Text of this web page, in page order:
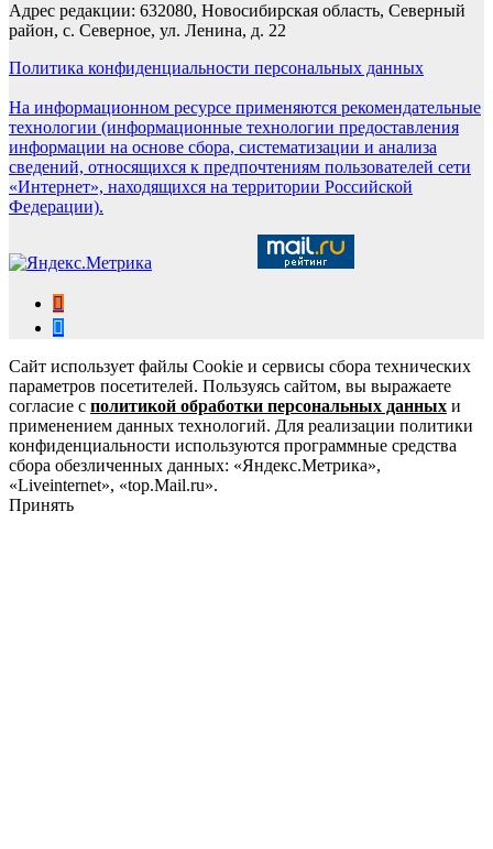
Адрес редакции: 632080, Новосибирская область, Северный
район, с. Северное, ул. Ленина, д. 22
Политика конфиденциальности персональных данных
На информационном ресурсе применяются рекомендательные
технологии (информационные технологии предоставления
информации на основе сбора, систематизации и анализа
сведений, относящихся к предпочтениям пользователей сети
«Интернет», находящихся на территории Российской
Федерации).
Сайт использует файлы Cookie и сервисы сбора технических
параметров посетителей. Пользуясь сайтом, вы выражаете
согласие с политикой обработки персональных данных и
применением данных технологий. Для реализации политики
конфиденциальности используются программные средства
сбора обезличенных данных: «Яндекс.Метрика»,
«Liveinternet», «top.Mail.ru».
Принять